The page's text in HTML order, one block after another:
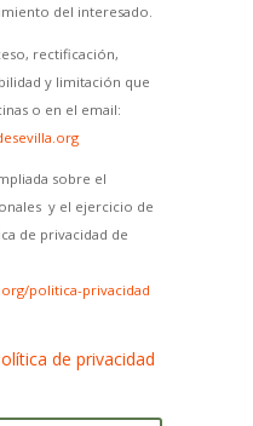
del interesado.
rectificación,
y limitación que
o en el email:
sobre el
y el ejercicio de
de privacidad de
politica-privacidad
de privacidad